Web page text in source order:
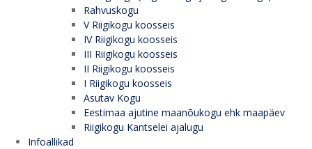
Rahvuskogu
V Riigikogu koosseis
IV Riigikogu koosseis
III Riigikogu koosseis
II Riigikogu koosseis
I Riigikogu koosseis
Asutav Kogu
Eestimaa ajutine maanõukogu ehk maapäev
Riigikogu Kantselei ajalugu
Infoallikad